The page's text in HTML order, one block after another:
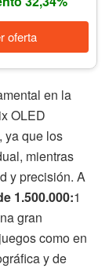
oferta
en la
OLED
ya que los
mientras
y precisión. A
1.500.000:1
gran
como en
y de